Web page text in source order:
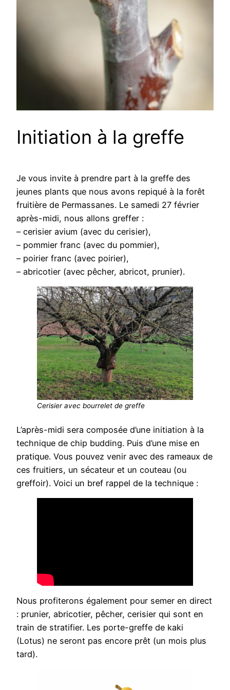
Initiation à la greffe
Je vous invite à prendre part à la greffe des
jeunes plants que nous avons repiqué à la forêt
fruitière de Permassanes. Le samedi 27 février
après-midi, nous allons greffer :
– cerisier avium (avec du cerisier),
– pommier franc (avec du pommier),
– poirier franc (avec poirier),
– abricotier (avec pêcher, abricot, prunier).
Cerisier avec bourrelet de greffe
L’après-midi sera composée d’une initiation à la
technique de chip budding. Puis d’une mise en
pratique. Vous pouvez venir avec des rameaux de
ces fruitiers, un sécateur et un couteau (ou
greffoir). Voici un bref rappel de la technique :
Nous profiterons également pour semer en direct
: prunier, abricotier, pêcher, cerisier qui sont en
train de stratifier. Les porte-greffe de kaki
(Lotus) ne seront pas encore prêt (un mois plus
tard).